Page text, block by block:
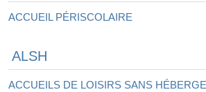
ACCUEIL PÉRISCOLAIRE
ALSH
ACCUEILS DE LOISIRS SANS